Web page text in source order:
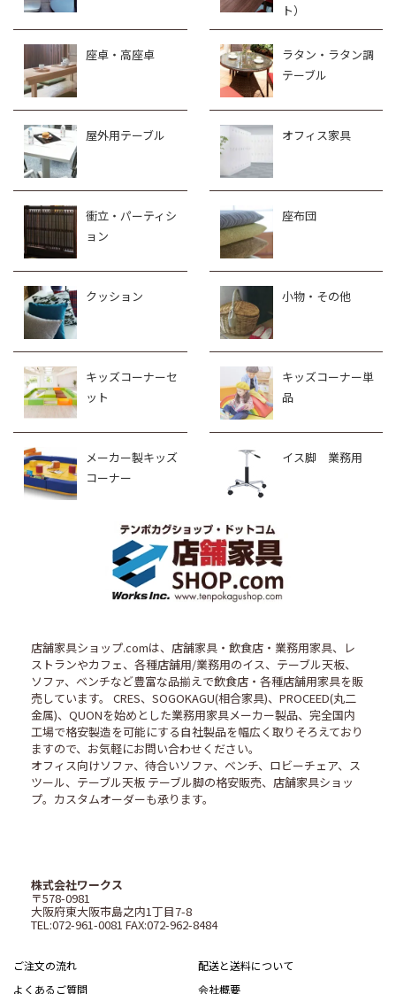
ト）
座卓・高座卓
ラタン・ラタン調
テーブル
屋外用テーブル オフィス家具
衝立・パーティシ
ョン
座布団
クッション 小物・その他
キッズコーナーセ
ット
キッズコーナー単
品
メーカー製キッズ
コーナー
イス脚 業務用
店舗家具ショップ.comは、店舗家具・飲食店・業務用家具、レ
ストランやカフェ、各種店舗用/業務用のイス、テーブル天板、
ソファ、ベンチなど豊富な品揃えで飲食店・各種店舗用家具を販
売しています。 CRES、SOGOKAGU(相合家具)、PROCEED(丸二
金属)、QUONを始めとした業務用家具メーカー製品、完全国内
工場で格安製造を可能にする自社製品を幅広く取りそろえており
ますので、お気軽にお問い合わせください。
オフィス向けソファ、待合いソファ、ベンチ、ロビーチェア、ス
ツール、テーブル天板 テーブル脚の格安販売、店舗家具ショッ
プ。カスタムオーダーも承ります。
株式会社ワークス
〒578-0981
大阪府東大阪市島之内1丁目7-8
TEL:072-961-0081 FAX:072-962-8484
ご注文の流れ
配送と送料について
よくあるご質問
会社概要